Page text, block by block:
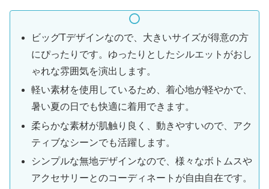
ビッグTデザインなので、大きいサイズが得意の方
にぴったりです。ゆったりとしたシルエットがおし
ゃれな雰囲気を演出します。
軽い素材を使用しているため、着心地が軽やかで、
暑い夏の日でも快適に着用できます。
柔らかな素材が肌触り良く、動きやすいので、アク
ティブなシーンでも活躍します。
シンプルな無地デザインなので、様々なボトムスや
アクセサリーとのコーディネートが自由自在です。